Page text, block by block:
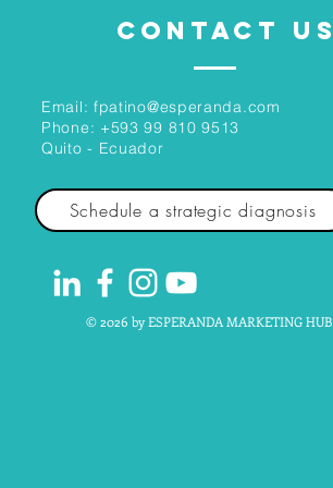
CONTACT US
Email: fpatino@esperanda.com
Phone: +593 99 810 9513
Quito - Ecuador
Schedule a strategic diagnosis
© 2026 by ESPERANDA MARKETING HUB